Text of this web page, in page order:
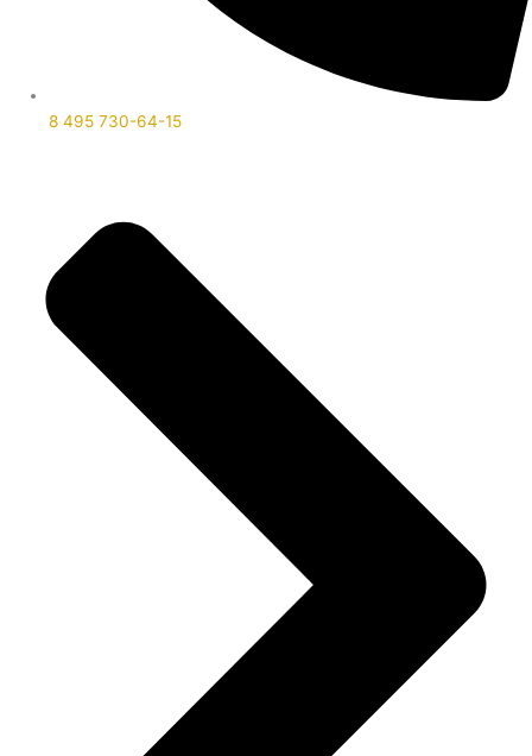
8 495 730-64-15